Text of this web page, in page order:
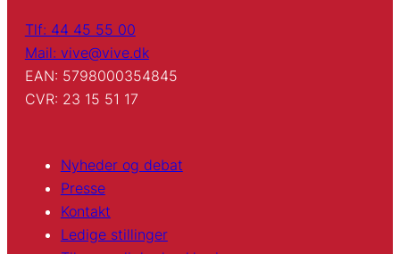
Tlf: 44 45 55 00
Mail: vive@vive.dk
EAN: 5798000354845
CVR: 23 15 51 17
Nyheder og debat
Presse
Kontakt
Ledige stillinger